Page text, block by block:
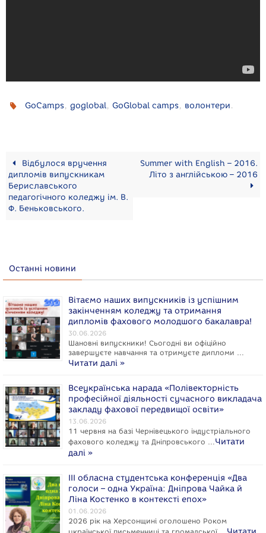
GoCamps,goglobal,GoGlobal camps, волонтери.
Відбулося вручення
дипломів випускникам
Бериславського
педагогічного коледжу ім. В.
Ф. Беньковського.
Summer with English – 2016.
Літо з англійською – 2016
Останні новини
Вітаємо наших випускників із успішним
закінченням коледжу та отримання
дипломів фахового молодшого бакалавра!
30.06.2026
Шановні випускники! Сьогодні ви офіційно
завершуєте навчання та отримуєте дипломи …
Читати далі »
Всеукраїнська нарада «Полівекторність
професійної діяльності сучасного викладача
закладу фахової передвищої освіти»
13.06.2026
11 червня на базі Чернівецького індустріального
фахового коледжу та Дніпровського … Читати
далі »
ІІІ обласна студентська конференція «Два
голоси – одна Україна: Дніпрова Чайка й
Ліна Костенко в контексті епох»
01.06.2026
2026 рік на Херсонщині оголошено Роком